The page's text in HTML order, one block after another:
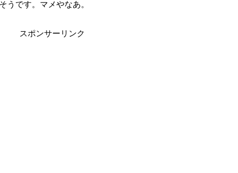
うです。マメやなあ。
スポンサーリンク